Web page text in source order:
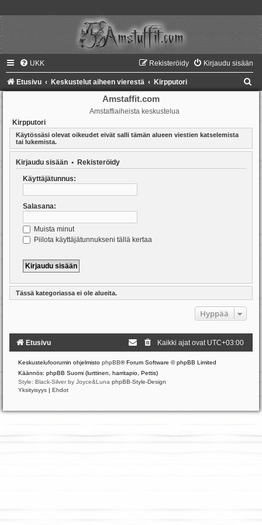
UKK Kirjaudu sisään
Rekisteröidy
Etusivu Keskustelut aiheen vierestä Kirpputori
Amstaffit.com
Amstaffiaiheista keskustelua
Kirpputori
Käytössäsi olevat oikeudet eivät salli tämän alueen viestien katselemista
tai lukemista.
Kirjaudu sisään • Rekisteröidy
Käyttäjätunnus:
Salasana:
Muista minut
Piilota käyttäjätunnukseni tällä kertaa
Tässä kategoriassa ei ole alueita.
Hyppää
Etusivu Kaikki ajat ovat UTC+03:00
Keskustelufoorumin ohjelmisto phpBB® Forum Software © phpBB Limited
Käännös: phpBB Suomi (lurttinen, harritapio, Pettis)
Style: Black-Silver by Joyce&Luna phpBB-Style-Design
Yksityisyys | Ehdot